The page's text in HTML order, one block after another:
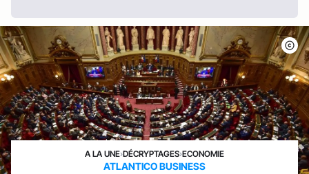
A LA UNE›DÉCRYPTAGES›ECONOMIE
ATLANTICO BUSINESS